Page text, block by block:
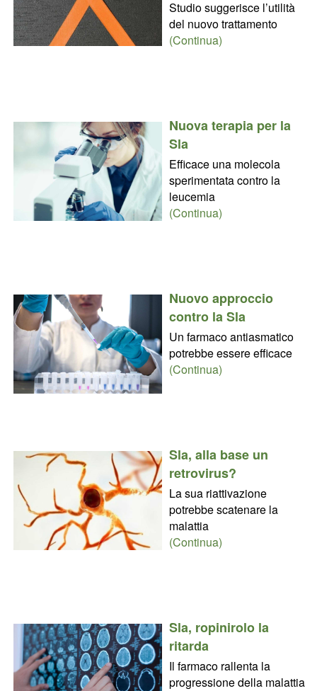
Studio suggerisce l’utilità
del nuovo trattamento
(Continua)
Nuova terapia per la
Sla
Efficace una molecola
sperimentata contro la
leucemia
(Continua)
Nuovo approccio
contro la Sla
Un farmaco antiasmatico
potrebbe essere efficace
(Continua)
Sla, alla base un
retrovirus?
La sua riattivazione
potrebbe scatenare la
malattia
(Continua)
Sla, ropinirolo la
ritarda
Il farmaco rallenta la
progressione della malattia